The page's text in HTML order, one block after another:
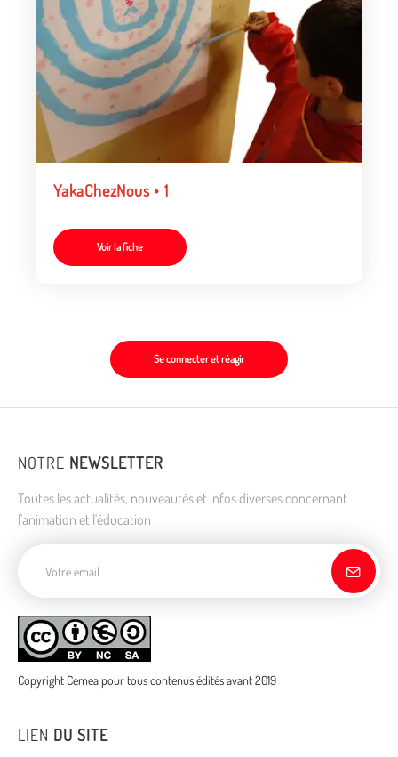
YakaChezNous • 1
Voir la fiche
Se connecter et réagir
NOTRE NEWSLETTER
Toutes les actualités, nouveautés et infos diverses concernant
l'animation et l'éducation
Copyright Cemea pour tous contenus édités avant 2019
LIEN DU SITE